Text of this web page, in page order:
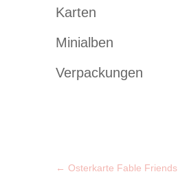
Karten
Minialben
Verpackungen
← Osterkarte Fable Friends